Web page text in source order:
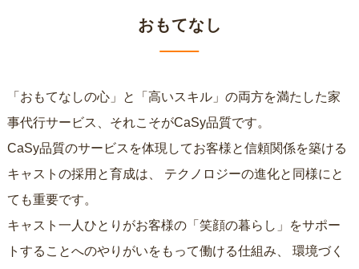
おもてなし
「おもてなしの心」と「高いスキル」の両方を満たした家
事代行サービス、それこそがCaSy品質です。
CaSy品質のサービスを体現してお客様と信頼関係を築ける
キャストの採用と育成は、
ても重要です。
キャスト一人ひとりがお客様の「笑顔の暮らし」をサポー
トすることへのやりがいをもって働ける仕組み、